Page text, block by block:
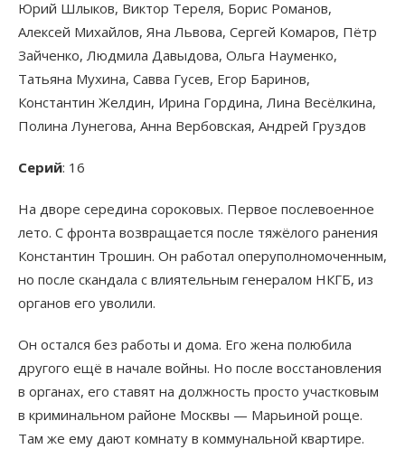
Юрий Шлыков, Виктор Тереля, Борис Романов,
Алексей Михайлов, Яна Львова, Сергей Комаров, Пётр
Зайченко, Людмила Давыдова, Ольга Науменко,
Татьяна Мухина, Савва Гусев, Егор Баринов,
Константин Желдин, Ирина Гордина, Лина Весёлкина,
Полина Лунегова, Анна Вербовская, Андрей Груздов
Серий: 16
На дворе середина сороковых. Первое послевоенное
лето. С фронта возвращается после тяжёлого ранения
Константин Трошин. Он работал оперуполномоченным,
но после скандала с влиятельным генералом НКГБ, из
органов его уволили.
Он остался без работы и дома. Его жена полюбила
другого ещё в начале войны. Но после восстановления
в органах, его ставят на должность просто участковым
в криминальном районе Москвы — Марьиной роще.
Там же ему дают комнату в коммунальной квартире.